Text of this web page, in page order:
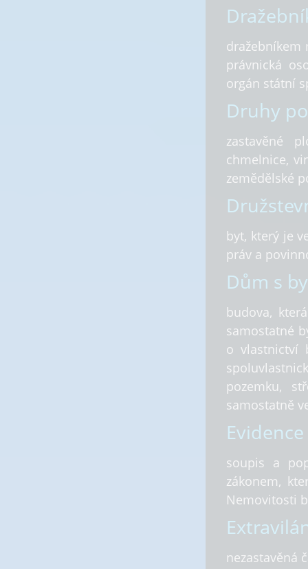
dražebníkem
právnická
orgán státní
Druhy
zastavěné
chmelnice,
zemědělské
byt, který je
práv a
Dům s
budova,
samostatné
o vlastnictví
pozemku,
samostatně
soupis a
zákonem,
Nemovitosti
nezastavěná